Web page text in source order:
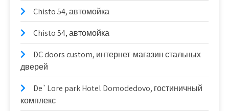
Chisto 54, автомойка
Chisto 54, автомойка
DC doors custom, интернет-магазин стальных
дверей
De`Lore park Hotel Domodedovo, гостиничный
комплекс